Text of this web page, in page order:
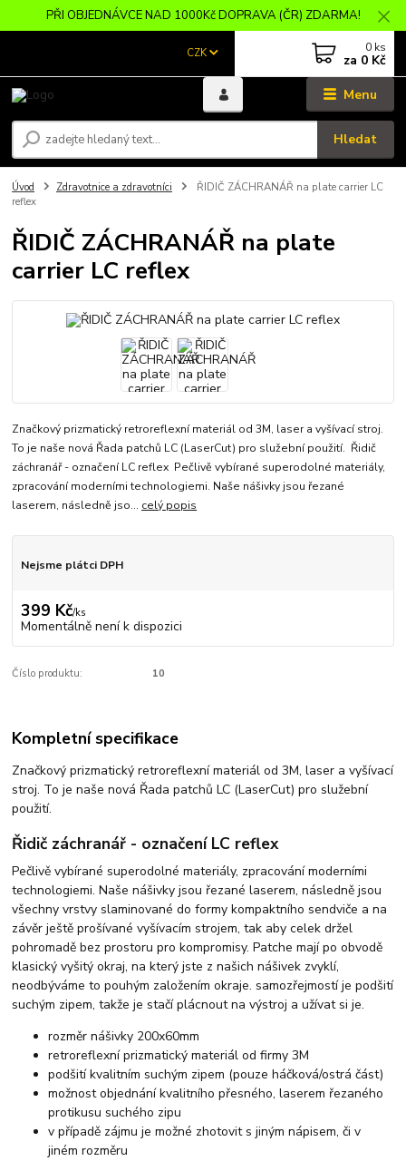
PŘI OBJEDNÁVCE NAD 1000Kč DOPRAVA (ČR) ZDARMA!
Menu
CZK
Hledat
0 ks
za 0 Kč
Úvod Zdravotnice a zdravotníci
ŘIDIČ ZÁCHRANÁŘ na plate carrier LC
reflex
ŘIDIČ ZÁCHRANÁŘ na plate
carrier LC reflex
Značkový prizmatický retroreflexní materiál od 3M, laser a vyšívací stroj.
To je naše nová Řada patchů LC (LaserCut) pro služební použití. Řidič
záchranář - označení LC reflex Pečlivě vybírané superodolné materiály,
zpracování moderními technologiemi. Naše nášivky jsou řezané
laserem, následně jso... celý popis
Nejsme plátci DPH
399 Kč/ks
Momentálně není k dispozici
Číslo produktu: 10
Kompletní specifikace
Značkový prizmatický retroreflexní materiál od 3M, laser a vyšívací
stroj. To je naše nová Řada patchů LC (LaserCut) pro služební
použití.
Řidič záchranář - označení LC reflex
Pečlivě vybírané superodolné materiály, zpracování moderními
technologiemi. Naše nášivky jsou řezané laserem, následně jsou
všechny vrstvy slaminované do formy kompaktního sendviče a na
závěr ještě prošívané vyšívacím strojem, tak aby celek držel
pohromadě bez prostoru pro kompromisy. Patche mají po obvodě
klasický vyšitý okraj, na který jste z našich nášivek zvyklí,
neodbýváme to pouhým založením okraje. samozřejmostí je podšití
suchým zipem, takže je stačí plácnout na výstroj a užívat si je.
rozměr nášivky 200x60mm
retroreflexní prizmatický materiál od firmy 3M
podšití kvalitním suchým zipem (pouze háčková/ostrá část)
možnost objednání kvalitního přesného, laserem řezaného
protikusu suchého zipu
v případě zájmu je možné zhotovit s jiným nápisem, či v
jiném rozměru